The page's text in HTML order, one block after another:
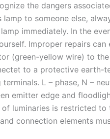
the dangers
to someone else,
immediately. In the
Improper repairs
(green-yellow wire) to
to a protective earth-
L – phase, N –
emitter edge and
luminaries is restricted to
connection elements